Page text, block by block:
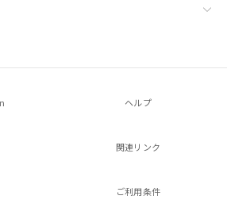
ヘルプ
関連リンク
ご利用条件